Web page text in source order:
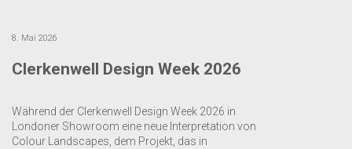
8. Mai 2026
Clerkenwell Design Week 2026
Während der Clerkenwell Design Week 2026 in
Londoner Showroom eine neue Interpretation von
Colour Landscapes, dem Projekt, das in